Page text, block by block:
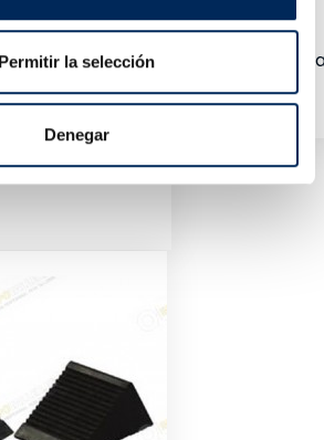
Permitir la selección
Denegar
De Hierro 2 Toneladas Con
De 16 Litros